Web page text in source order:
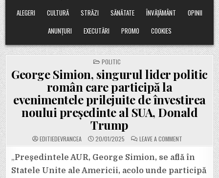
ALEGERI
CULTURĂ STRĂZI SĂNĂTATE ÎNVĂȚĂMÂNT
OPINII
ANUNȚURI
EXECUTĂRI PROMO COOKIES
POSTED
IN
POLITIC
George Simion, singurul lider politic
român care participă la
evenimentele prilejuite de învestirea
noului preşedinte al SUA, Donald
Trump
EDITIEDEVRANCEA 20/01/2025 LEAVE A COMMENTON
GEORGE
SINGURUL
LIDER
POLITIC
ROMÂN
„Preşedintele AUR, George Simion, se află în
Statele Unite ale Americii, acolo unde participă